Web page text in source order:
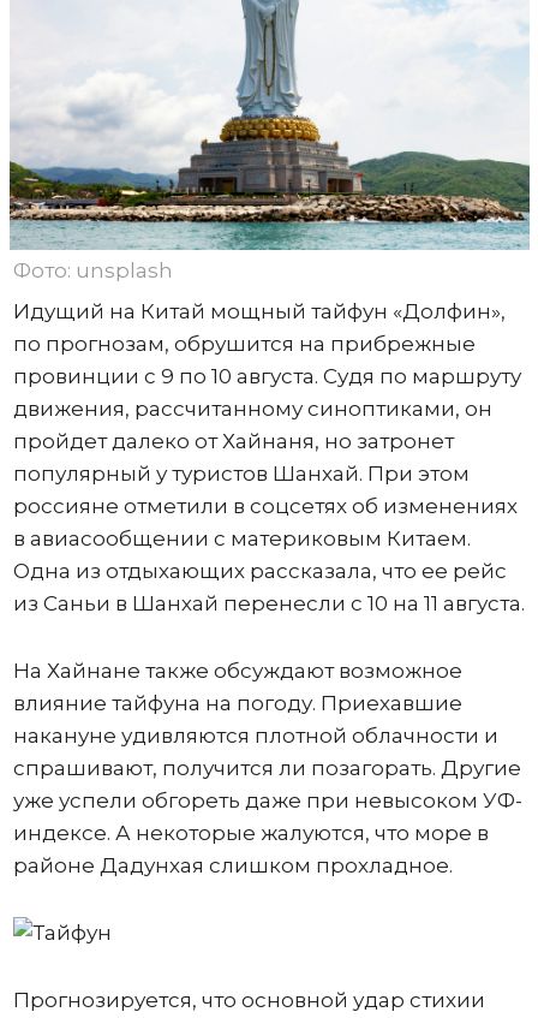
Фото: unsplash
Идущий на Китай мощный тайфун «Долфин»,
по прогнозам, обрушится на прибрежные
провинции с 9 по 10 августа. Судя по маршруту
движения, рассчитанному синоптиками, он
пройдет далеко от Хайнаня, но затронет
популярный у туристов Шанхай. При этом
россияне отметили в соцсетях об изменениях
в авиасообщении с материковым Китаем.
Одна из отдыхающих рассказала, что ее рейс
из Саньи в Шанхай перенесли с 10 на 11 августа.
На Хайнане также обсуждают возможное
влияние тайфуна на погоду. Приехавшие
накануне удивляются плотной облачности и
спрашивают, получится ли позагорать. Другие
уже успели обгореть даже при невысоком УФ-
индексе. А некоторые жалуются, что море в
районе Дадунхая слишком прохладное.
Прогнозируется, что основной удар стихии